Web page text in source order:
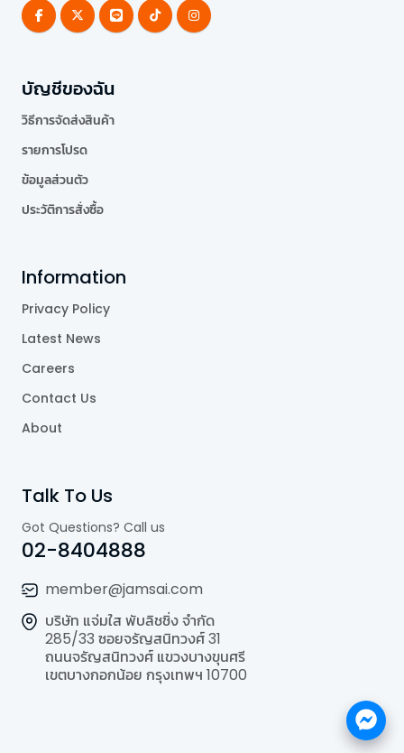
บัญชีของฉัน
วิธีการจัดส่งสินค้า
รายการโปรด
ข้อมูลส่วนตัว
ประวัติการสั่งซื้อ
Information
Privacy Policy
Latest News
Careers
Contact Us
About
Talk To Us
Got Questions? Call us
02-8404888
member@jamsai.com
บริษัท แจ่มใส พับลิชชิ่ง จำกัด
285/33 ซอยจรัญสนิทวงศ์ 31
ถนนจรัญสนิทวงศ์ แขวงบางขุนศรี
เขตบางกอกน้อย กรุงเทพฯ 10700